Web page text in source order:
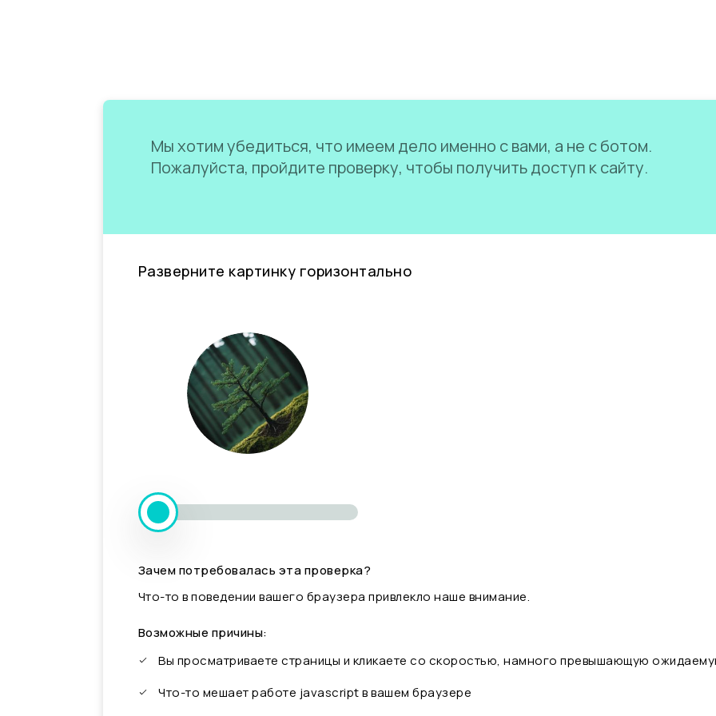
Мы хотим убедиться, что имеем дело именно с вами, а не с ботом.
Пожалуйста, пройдите проверку, чтобы получить доступ к сайту.
Разверните картинку горизонтально
Зачем потребовалась эта проверка?
Что-то в поведении вашего браузера привлекло наше внимание.
Возможные причины:
Вы просматриваете страницы и кликаете со скоростью, намного превышающую
Что-то мешает работе javascript в вашем браузере